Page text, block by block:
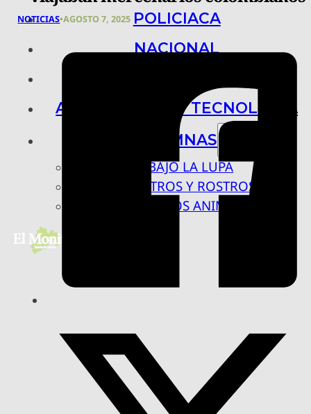
POLICIACA
NACIONAL
ARTE, CIENCIA Y TECNOLOGÍA
COLUMNAS
BAJO LA LUPA
RASTROS Y ROSTROS
VÍNCULOS ANIMALES
NOTICIAS•AGOSTO 7, 2025